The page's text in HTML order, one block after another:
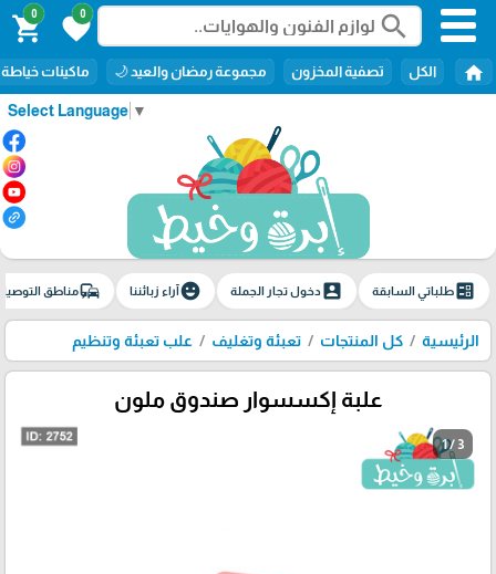
Select Language ▼
search
0
favorite
0
shopping_cart
home الكل تصفية المخزون مجموعة رمضان والعيد 🌙 ماكينات خياطة
ballotطلباتي السابقة account_boxدخول تجار الجملة emoji_emotionsآراء زبائننا commuteمناطق
الرئيسية كل المنتجات تعبئة وتغليف علب تعبئة وتنظيم
علبة إكسسوار صندوق ملون
1 / 3